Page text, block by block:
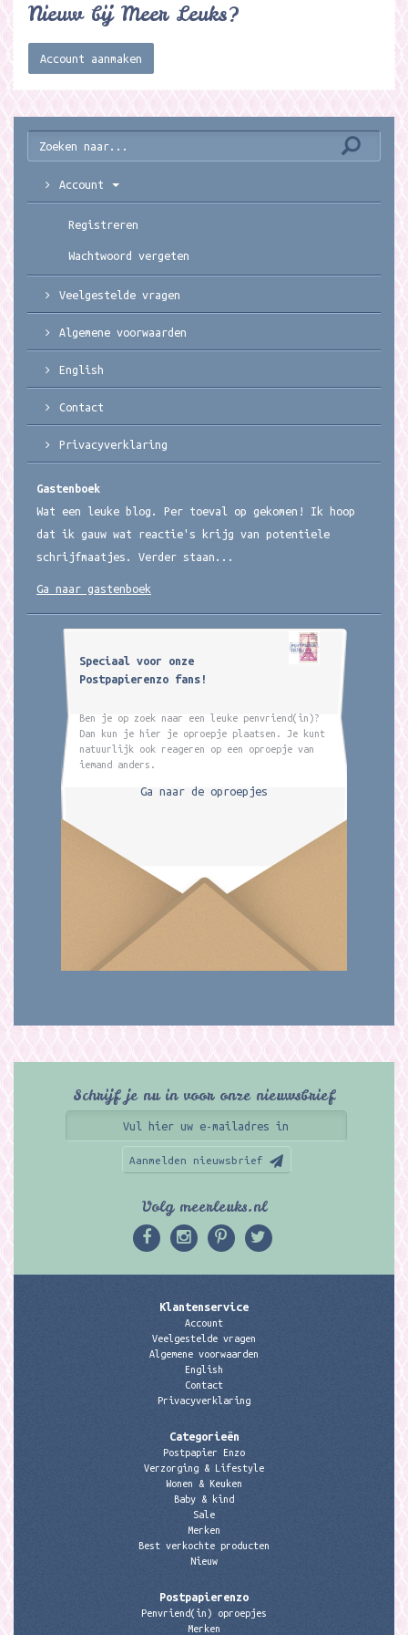
Nieuw bij Meer Leuks?
Account aanmaken
Account
Registreren
Wachtwoord vergeten
Veelgestelde vragen
Algemene voorwaarden
English
Contact
Privacyverklaring
Gastenboek
Wat een leuke blog. Per toeval op gekomen! Ik hoop
dat ik gauw wat reactie's krijg van potentiele
schrijfmaatjes. Verder staan...
Ga naar gastenboek
Speciaal voor onze
Postpapierenzo fans!
Ben je op zoek naar een leuke penvriend(in)?
Dan kun je hier je oproepje plaatsen. Je kunt
natuurlijk ook reageren op een oproepje van
iemand anders.
Ga naar de oproepjes
Schrijf je nu in voor onze nieuwsbrief
Aanmelden nieuwsbrief
Volg meerleuks.nl
Klantenservice
Account
Veelgestelde vragen
Algemene voorwaarden
English
Contact
Privacyverklaring
Categorieën
Postpapier Enzo
Verzorging & Lifestyle
Wonen & Keuken
Baby & kind
Sale
Merken
Best verkochte producten
Nieuw
Postpapierenzo
Penvriend(in) oproepjes
Merken